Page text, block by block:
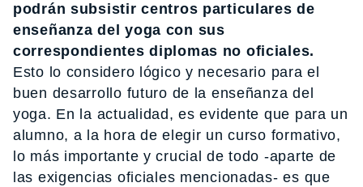
podrán subsistir centros particulares de
enseñanza del yoga con sus
correspondientes diplomas no oficiales.
Esto lo considero lógico y necesario para el
buen desarrollo futuro de la enseñanza del
yoga. En la actualidad, es evidente que para un
alumno, a la hora de elegir un curso formativo,
lo más importante y crucial de todo -aparte de
las exigencias oficiales mencionadas- es que